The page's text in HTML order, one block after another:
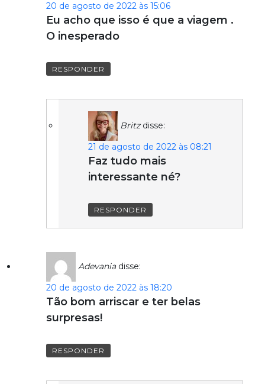
20 de agosto de 2022 às 15:06
Eu acho que isso é que a viagem .
O inesperado
RESPONDER
Britz disse:
21 de agosto de 2022 às 08:21
Faz tudo mais
interessante né?
RESPONDER
Adevania disse:
20 de agosto de 2022 às 18:20
Tão bom arriscar e ter belas
surpresas!
RESPONDER